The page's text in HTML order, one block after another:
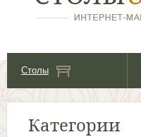
Столы
Категории